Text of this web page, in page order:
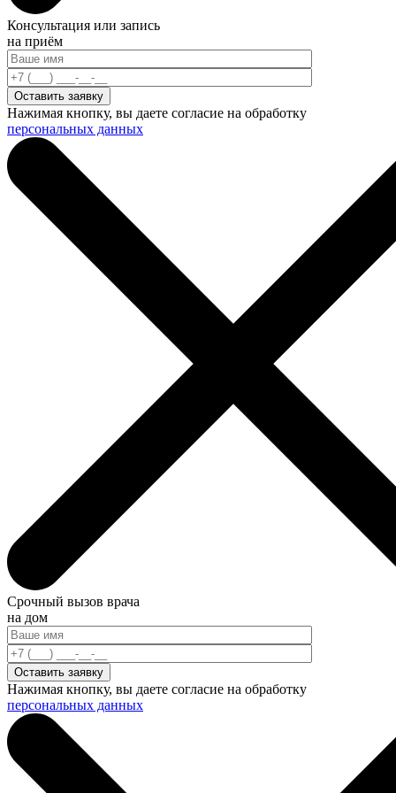
Консультация или запись
на приём
Нажимая кнопку, вы даете согласие на обработку
персональных данных
Срочный вызов врача
на дом
Нажимая кнопку, вы даете согласие на обработку
персональных данных